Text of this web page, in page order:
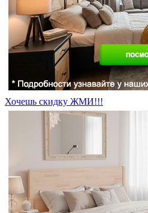
Хочешь скидку ЖМИ!!!